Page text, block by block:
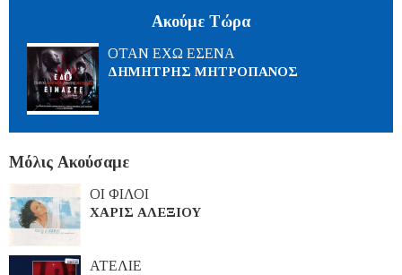
Ακούμε Τώρα
ΟΤΑΝ ΕΧΩ ΕΣΕΝΑ
ΔΗΜΗΤΡΗΣ ΜΗΤΡΟΠΑΝΟΣ
Μόλις Ακούσαμε
ΟΙ ΦΙΛΟΙ
ΧΑΡΙΣ ΑΛΕΞΙΟΥ
ΑΤΕΛΙΕ